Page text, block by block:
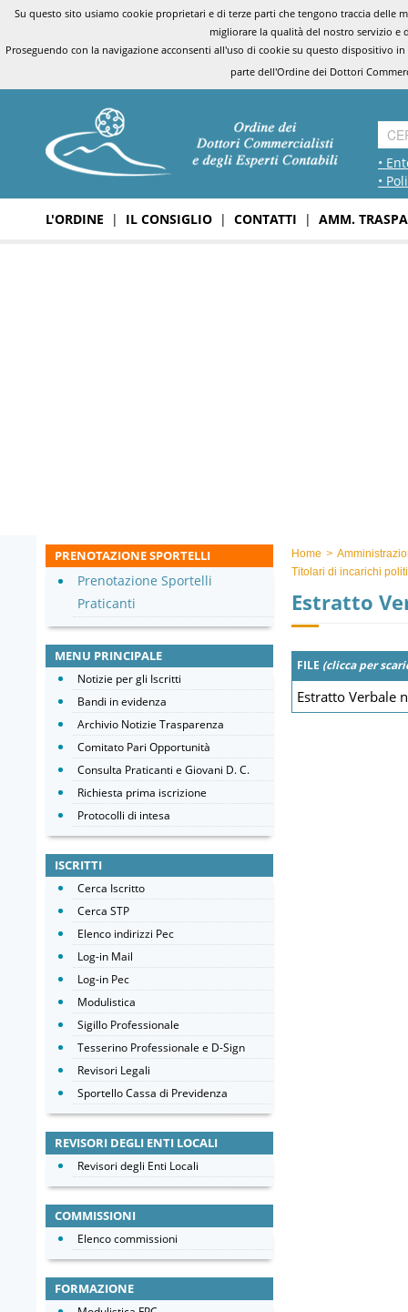
Su questo sito usiamo cookie proprietari e di terze parti che tengono traccia
migliorare la qualità del nostro servizio e
Proseguendo con la navigazione acconsenti all'uso di cookie su questo dispositivo
parte dell'Ordine dei Dottori
•
•
L'ORDINE | IL CONSIGLIO | CONTATTI | AMM.
Home >
Titolari di incarichi
Estratto
FILE (clicca per
Estratto Verbale
PRENOTAZIONE SPORTELLI
Prenotazione Sportelli
Praticanti
MENU PRINCIPALE
Notizie per gli Iscritti
Bandi in evidenza
Archivio Notizie Trasparenza
Comitato Pari Opportunità
Consulta Praticanti e Giovani D. C.
Richiesta prima iscrizione
Protocolli di intesa
ISCRITTI
Cerca Iscritto
Cerca STP
Elenco indirizzi Pec
Log-in Mail
Log-in Pec
Modulistica
Sigillo Professionale
Tesserino Professionale e D-Sign
Revisori Legali
Sportello Cassa di Previdenza
REVISORI DEGLI ENTI LOCALI
Revisori degli Enti Locali
COMMISSIONI
Elenco commissioni
FORMAZIONE